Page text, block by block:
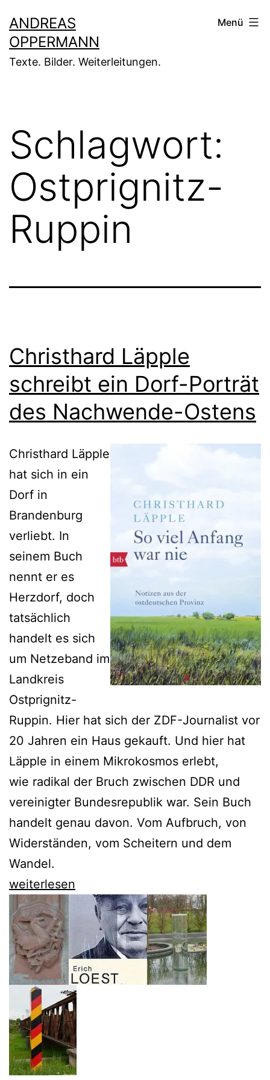
Inhalt
springen
ANDREAS
OPPERMANN
Texte. Bilder. Weiterleitungen.
Menü
Schlagwort:
Ostprignitz-
Ruppin
Christhard Läpple
schreibt ein Dorf-Porträt
des Nachwende-Ostens
Christhard Läpple
hat sich in ein
Dorf in
Brandenburg
verliebt. In
seinem Buch
nennt er es
Herzdorf, doch
tatsächlich
handelt es sich
um Netzeband im
Landkreis
Ostprignitz-
Ruppin. Hier hat sich der ZDF-Journalist vor
20 Jahren ein Haus gekauft. Und hier hat
Läpple in einem Mikrokosmos erlebt,
wie radikal der Bruch zwischen DDR und
vereinigter Bundesrepublik war. Sein Buch
handelt genau davon. Vom Aufbruch, von
Widerständen, vom Scheitern und dem
Wandel.
Christhard
Läpple
schreibt
ein
Dorf-
Porträt
des
Nachwende-
Ostens
weiterlesen